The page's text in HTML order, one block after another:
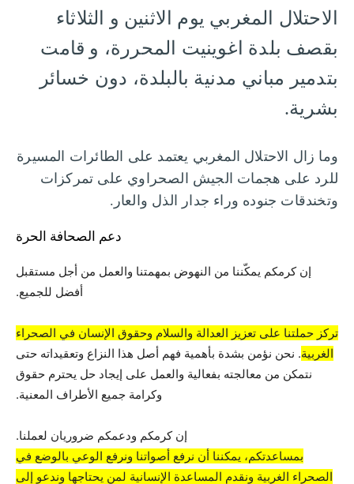
الاحتلال المغربي يوم الاثنين و الثلاثاء
بقصف بلدة اغوينيت المحررة، و قامت
بتدمير مباني مدنية بالبلدة، دون خسائر
بشرية.
وما زال الاحتلال المغربي يعتمد على الطائرات المسيرة
للرد على هجمات الجيش الصحراوي على تمركزات
وتخندقات جنوده وراء جدار الذل والعار.
دعم الصحافة الحرة
إن كرمكم يمكّننا من النهوض بمهمتنا والعمل من أجل مستقبل
أفضل للجميع.
تركز حملتنا على تعزيز العدالة والسلام وحقوق الإنسان في الصحراء
الغربية. نحن نؤمن بشدة بأهمية فهم أصل هذا النزاع وتعقيداته حتى
نتمكن من معالجته بفعالية والعمل على إيجاد حل يحترم حقوق
وكرامة جميع الأطراف المعنية.
إن كرمكم ودعمكم ضروريان لعملنا.
بمساعدتكم، يمكننا أن نرفع أصواتنا ونرفع الوعي بالوضع في
الصحراء الغربية ونقدم المساعدة الإنسانية لمن يحتاجها وندعو إلى